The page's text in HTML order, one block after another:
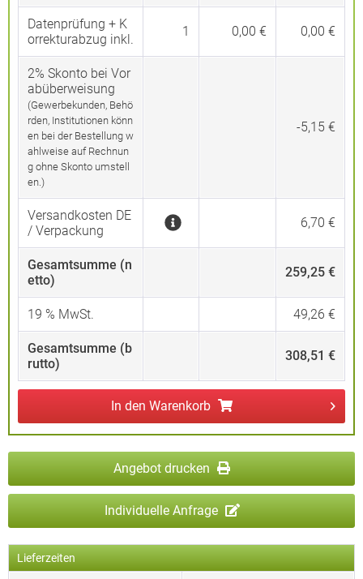
Datenprüfung + K
orrekturabzug inkl.
1 0,00 € 0,00 €
2% Skonto bei Vor
abüberweisung
(Gewerbekunden, Behö
rden, Institutionen könn
en bei der Bestellung w
ahlweise auf Rechnun
g ohne Skonto umstell
en.)
-5,15 €
Versandkosten DE
/ Verpackung
6,70 €
Gesamtsumme (n
etto)
259,25 €
19 % MwSt. 49,26 €
Gesamtsumme (b
rutto)
308,51 €
In den Warenkorb
Angebot drucken
Individuelle Anfrage
Lieferzeiten